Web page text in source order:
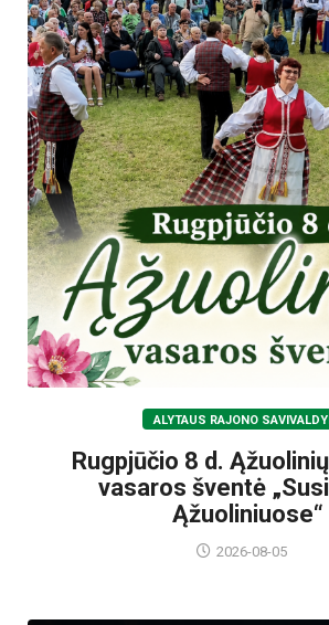
ALYTAUS RAJONO
Rugpjūčio 8 d.
vasaros šventė
Ąžuoliniuose“
2026-08-05